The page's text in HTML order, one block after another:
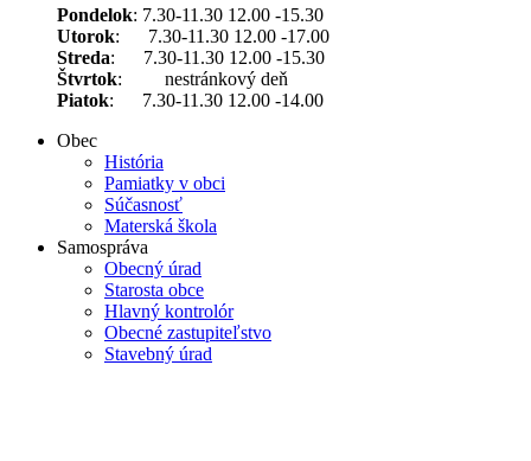
Pondelok: 7.30-11.30 12.00 -15.30
Utorok: 7.30-11.30 12.00 -17.00
Streda: 7.30-11.30 12.00 -15.30
Štvrtok: nestránkový deň
Piatok: 7.30-11.30 12.00 -14.00
Obec
História
Pamiatky v obci
Súčasnosť
Materská škola
Samospráva
Obecný úrad
Starosta obce
Hlavný kontrolór
Obecné zastupiteľstvo
Stavebný úrad